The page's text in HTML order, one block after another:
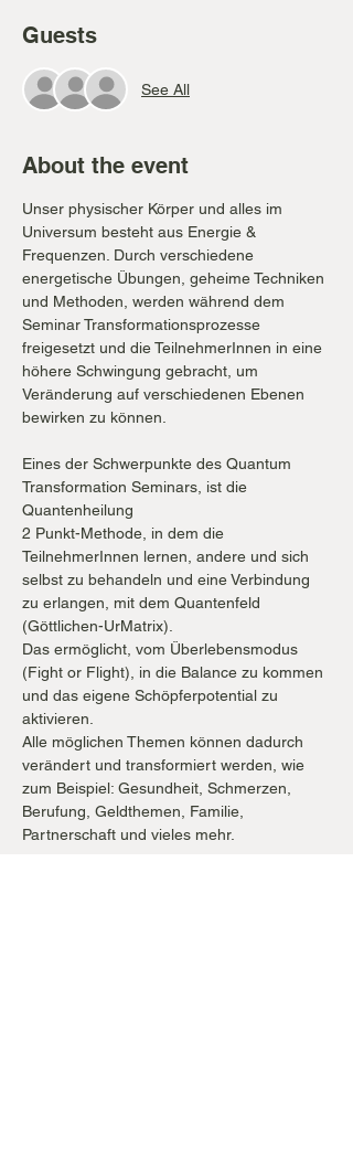
Guests
See All
About the event
Unser physischer Körper und alles im
Universum besteht aus Energie &
Frequenzen. Durch verschiedene
energetische Übungen, geheime Techniken
und Methoden, werden während dem
Seminar Transformationsprozesse
freigesetzt und die TeilnehmerInnen in eine
höhere Schwingung gebracht, um
Veränderung auf verschiedenen Ebenen
bewirken zu können.
Eines der Schwerpunkte des Quantum
Transformation Seminars, ist die
Quantenheilung
2 Punkt-Methode, in dem die
TeilnehmerInnen lernen, andere und sich
selbst zu behandeln und eine Verbindung
zu erlangen, mit dem Quantenfeld
(Göttlichen-UrMatrix).
Das ermöglicht, vom Überlebensmodus
(Fight or Flight), in die Balance zu kommen
und das eigene Schöpferpotential zu
aktivieren.
Alle möglichen Themen können dadurch
verändert und transformiert werden, wie
zum Beispiel: Gesundheit, Schmerzen,
Berufung, Geldthemen, Familie,
Partnerschaft und vieles mehr.